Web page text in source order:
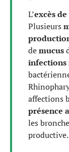
L’excès
Plusieurs
demucus
infections
affections
présence
les
productive.